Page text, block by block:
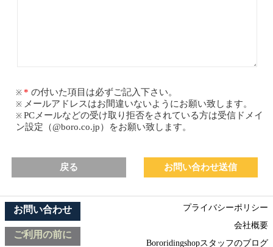
の付いた項目は必ずご記入下さい。
メールアドレスはお間違いないようにお願い致します。
PCメールなどの受け取り拒否をされている方は受信ドメイ
ン設定（@boro.co.jp）をお願い致します。
戻る
お問い合わせ
ご利用の前に
プライバシーポリシー
会社概要
Bororidingshopスタッフのブログ